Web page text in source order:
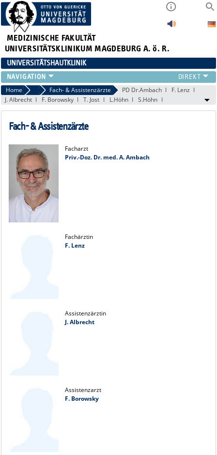
MEDIZINISCHE FAKULTÄT
UNIVERSITÄTSKLINIKUM MAGDEBURG A. ö. R.
UNIVERSITÄTSHAUTKLINIK
FÜR PATIENTEN
ÜBER UNS
FÜR ÄRZTE
HAUTTUMORZENTRUM
Home Ärzte Fach- & Assistenzärzte PD Dr.Ambach
F. Lenz
J. Albrecht
F. Borowsky T. Jost L.Höhn S.Höhn
Fach- & Assistenzärzte
Facharzt
Priv.-Doz. Dr. med. A. Ambach
Fachärztin
F. Lenz
Assistenzärztin
J. Albrecht
Assistenzarzt
F. Borowsky